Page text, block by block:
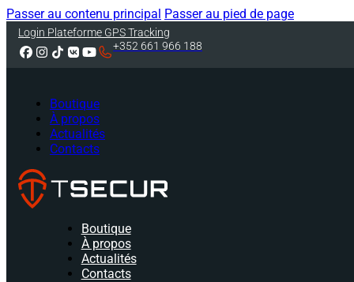
Passer au contenu principal Passer au pied de page
Login Plateforme GPS Tracking
+352 661 966 188
Boutique
À propos
Actualités
Contacts
Boutique
À propos
Actualités
Contacts